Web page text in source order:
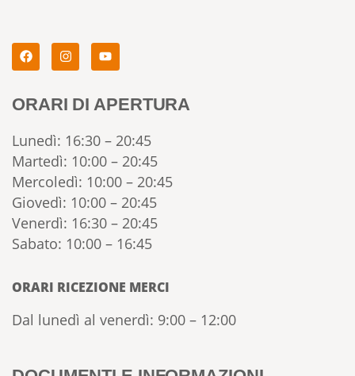
ORARI DI APERTURA
Lunedì: 16:30 – 20:45
Martedì: 10:00 – 20:45
Mercoledì: 10:00 – 20:45
Giovedì: 10:00 – 20:45
Venerdì: 16:30 – 20:45
Sabato: 10:00 – 16:45
ORARI RICEZIONE MERCI
Dal lunedì al venerdì: 9:00 – 12:00